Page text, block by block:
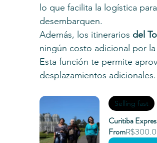
lo que facilita la logística
desembarquen.
Además, los itinerarios del
ningún costo adicional por
Esta función te permite
desplazamientos adicionales.
Selling fast
Curitiba
From